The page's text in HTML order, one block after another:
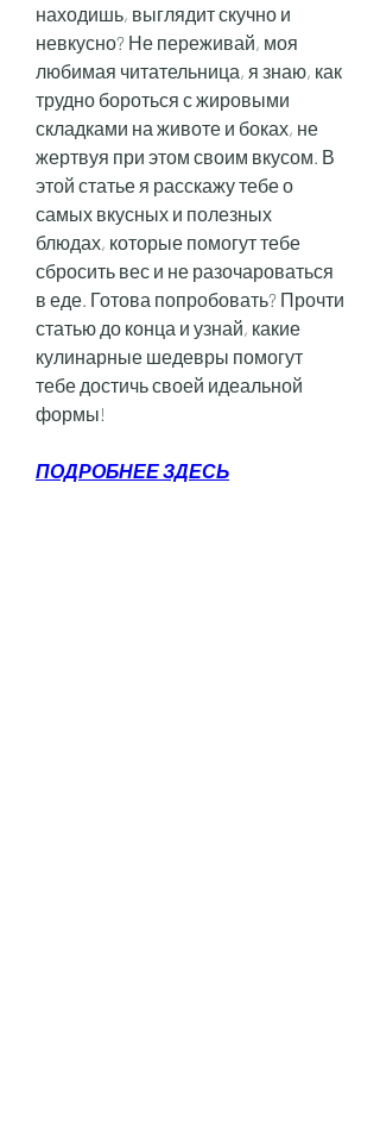
находишь, выглядит скучно и
невкусно? Не переживай, моя
любимая читательница, я знаю, как
трудно бороться с жировыми
складками на животе и боках, не
жертвуя при этом своим вкусом. В
этой статье я расскажу тебе о
самых вкусных и полезных
блюдах, которые помогут тебе
сбросить вес и не разочароваться
в еде. Готова попробовать? Прочти
статью до конца и узнай, какие
кулинарные шедевры помогут
тебе достичь своей идеальной
формы!
ПОДРОБНЕЕ ЗДЕСЬ